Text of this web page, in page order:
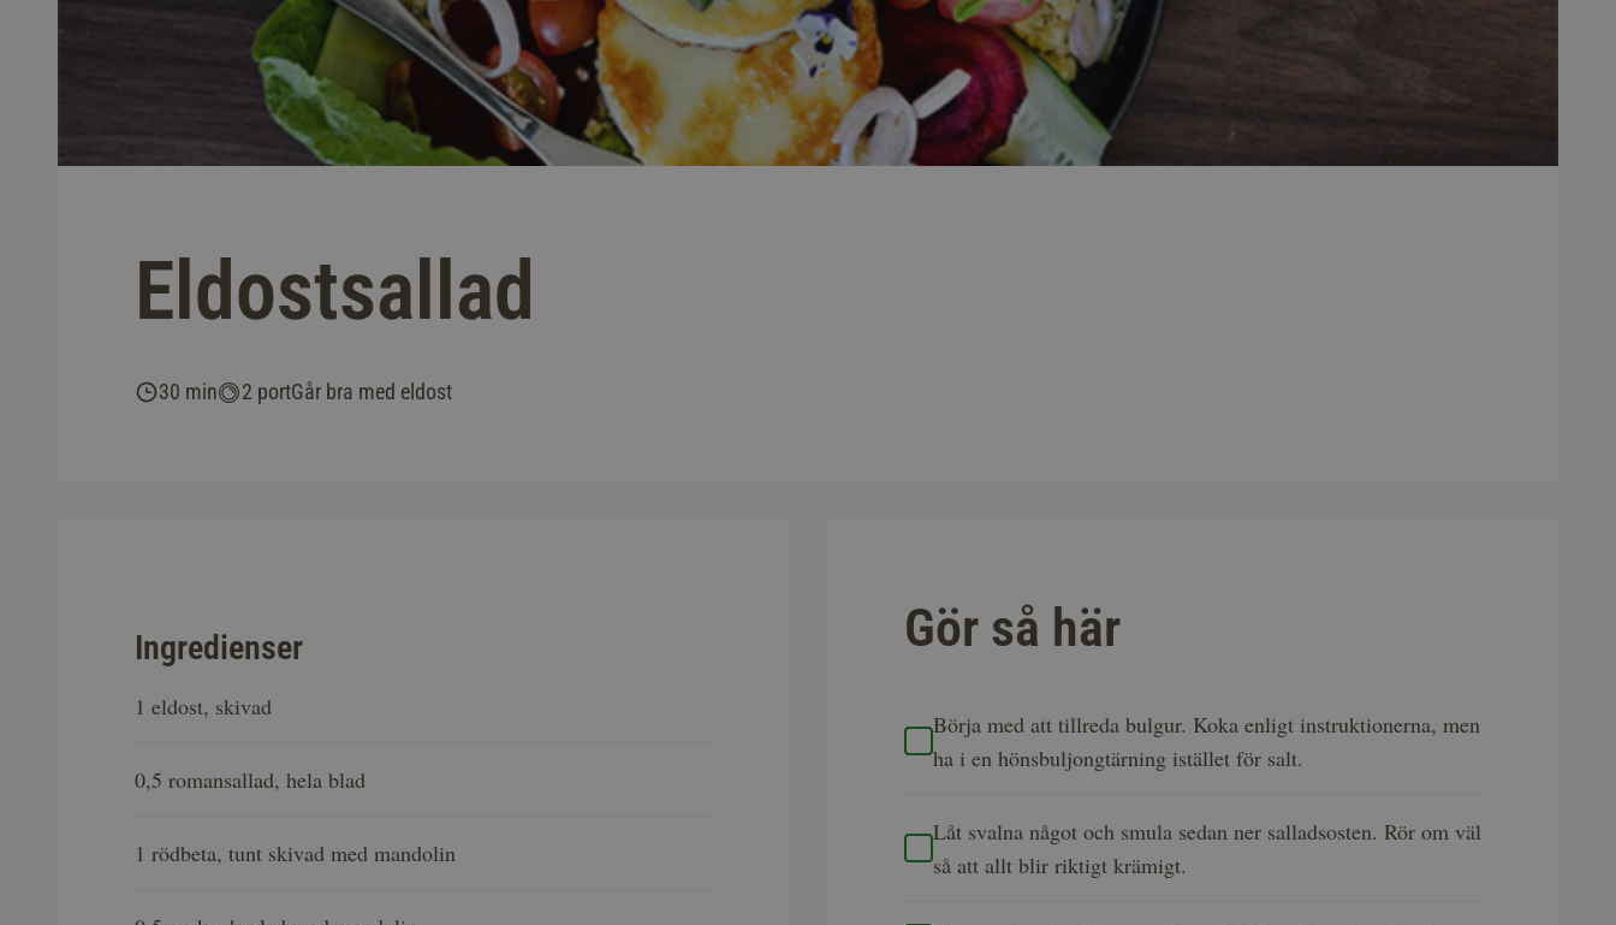
Eldostsallad
30 min 2 portGår bra med eldost
Ingredienser
1 eldost, skivad
0,5 romansallad, hela blad
1 rödbeta, tunt skivad med mandolin
Gör så här
Börja med att tillreda bulgur. Koka enligt instruktionerna, men
ha i en hönsbuljongtärning istället för salt.
Låt svalna något och smula sedan ner salladsosten. Rör om väl
så att allt blir riktigt krämigt.